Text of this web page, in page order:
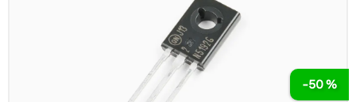
-50 %